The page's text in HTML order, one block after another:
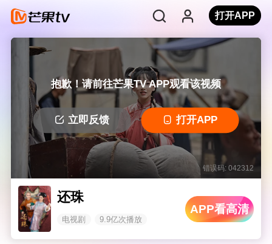
打开APP
抱歉！请前往芒果TV APP观看该视频
立即反馈 打开APP
错误码: 042312
还珠
电视剧 9.9亿次播放
APP看高清